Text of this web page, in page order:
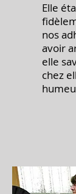
Elle
nos
avoir
elle
chez